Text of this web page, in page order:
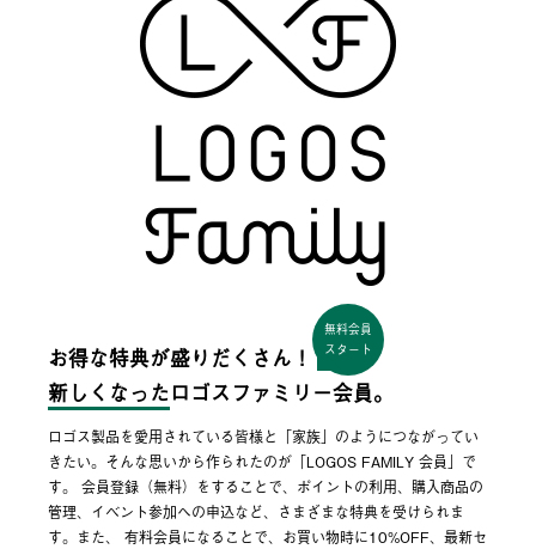
お得な特典が盛りだくさん！
無料会員
スタート
新しくなった ロゴスファミリー会員。
ロゴス製品を愛用されている皆様と「家族」のようにつながってい
きたい。そんな思いから作られたのが「LOGOS FAMILY 会員」で
す。 会員登録（無料）をすることで、ポイントの利用、購入商品の
管理、イベント参加への申込など、さまざまな特典を受けられま
す。また、 有料会員になることで、お買い物時に10%OFF、最新セ